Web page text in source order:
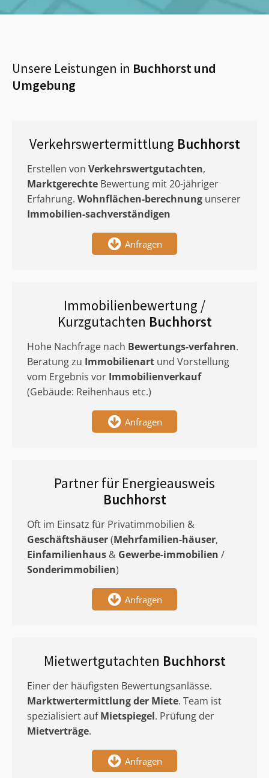
Unsere Leistungen in Buchhorstund
Umgebung
Verkehrswertermittlung Buchhorst
Erstellen von Verkehrswertgutachten,
Marktgerechte Bewertung mit 20-jähriger
Erfahrung. Wohnflächen-berechnung unserer
Immobilien-sachverständigen
Anfragen
Immobilienbewertung /
Kurzgutachten Buchhorst
Hohe Nachfrage nach Bewertungs-verfahren.
Beratung zu Immobilienart und Vorstellung
vom Ergebnis vor Immobilienverkauf
(Gebäude: Reihenhaus etc.)
Anfragen
Partner für Energieausweis
Buchhorst
Oft im Einsatz für Privatimmobilien &
Geschäftshäuser(Mehrfamilien-häuser,
Einfamilienhaus & Gewerbe-immobilien /
Sonderimmobilien)
Anfragen
Mietwertgutachten Buchhorst
Einer der häufigsten Bewertungsanlässe.
Marktwertermittlungder Miete. Team ist
spezialisiert aufMietspiegel. Prüfung der
Mietverträge.
Anfragen